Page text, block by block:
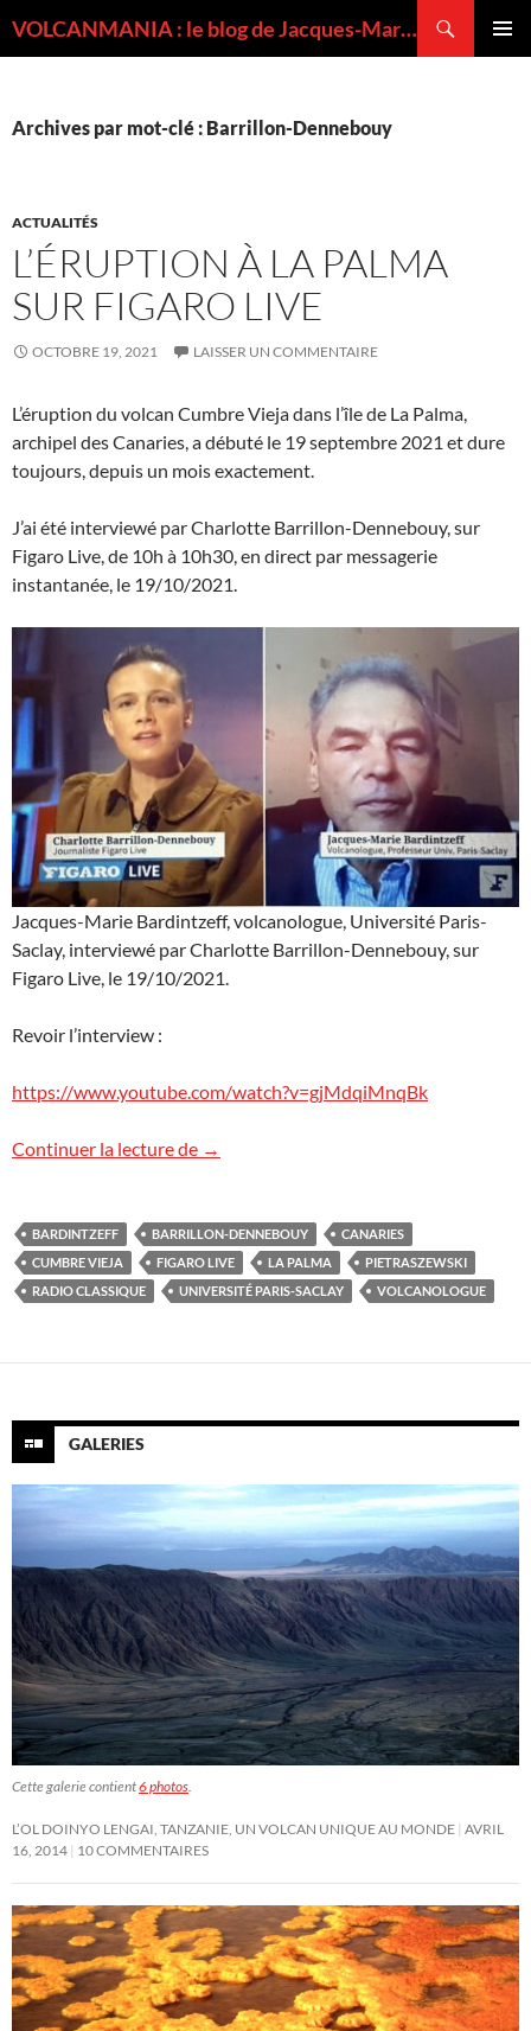
VOLCANMANIA : le blog de Jacques-Marie BARDINTZEFF, volcanologue
Archives par mot-clé : Barrillon-Dennebouy
ACTUALITÉS
L’ÉRUPTION À LA PALMA
SUR FIGARO LIVE
OCTOBRE 19, 2021 LAISSER UN COMMENTAIRE
L’éruption du volcan Cumbre Vieja dans l’île de La Palma,
archipel des Canaries, a débuté le 19 septembre 2021 et dure
toujours, depuis un mois exactement.
J’ai été interviewé par Charlotte Barrillon-Dennebouy, sur
Figaro Live, de 10h à 10h30, en direct par messagerie
instantanée, le 19/10/2021.
Jacques-Marie Bardintzeff, volcanologue, Université Paris-
Saclay, interviewé par Charlotte Barrillon-Dennebouy, sur
Figaro Live, le 19/10/2021.
Revoir l’interview :
https://www.youtube.com/watch?v=gjMdqiMnqBk
Continuer la lecture de L’éruption à La Palma sur Figaro Live
→
BARDINTZEFF BARRILLON-DENNEBOUY
CANARIES
CUMBRE VIEJA
FIGARO LIVE LA PALMA
PIETRASZEWSKI
RADIO CLASSIQUE
UNIVERSITÉ PARIS-SACLAY VOLCANOLOGUE
GALERIES
Cette galerie contient6 photos
L’OL DOINYO LENGAI, TANZANIE, UN VOLCAN UNIQUE AU MONDE AVRIL
16, 2014 10 COMMENTAIRES